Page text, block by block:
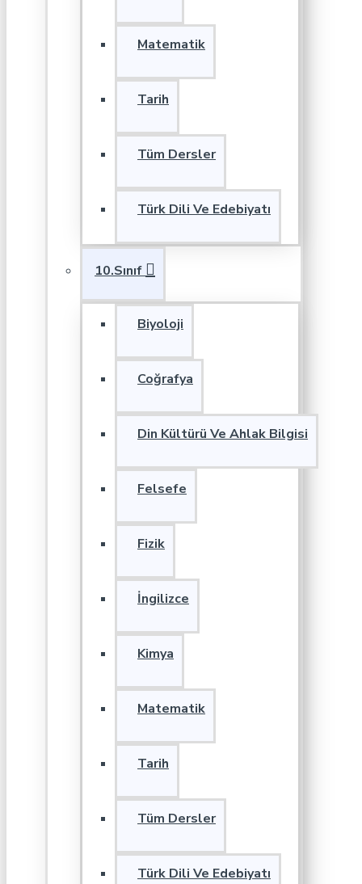
Matematik
Tarih
Tüm Dersler
Türk Dili Ve Edebiyatı
10.Sınıf
Biyoloji
Coğrafya
Din Kültürü Ve Ahlak Bilgisi
Felsefe
Fizik
İngilizce
Kimya
Matematik
Tarih
Tüm Dersler
Türk Dili Ve Edebiyatı